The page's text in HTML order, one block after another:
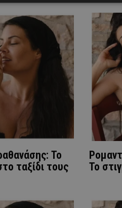
Το
ταξίδι τους
Το